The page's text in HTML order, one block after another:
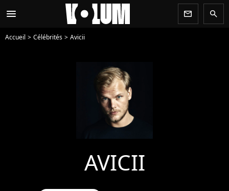
menu newsletter search
Accueil Célébrités Avicii
AVICII